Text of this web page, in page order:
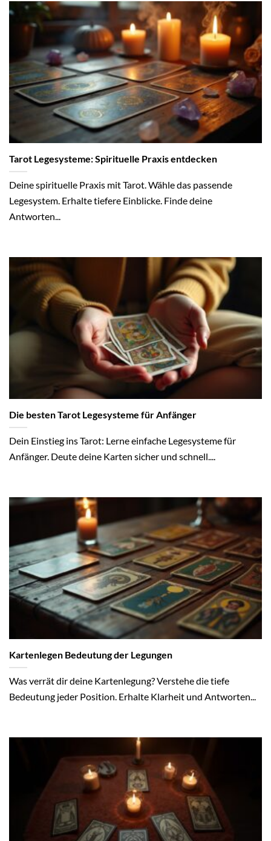
Tarot Legesysteme: Spirituelle Praxis entdecken
Deine spirituelle Praxis mit Tarot. Wähle das passende
Legesystem. Erhalte tiefere Einblicke. Finde deine
Antworten...
Die besten Tarot Legesysteme für Anfänger
Dein Einstieg ins Tarot: Lerne einfache Legesysteme für
Anfänger. Deute deine Karten sicher und schnell....
Kartenlegen Bedeutung der Legungen
Was verrät dir deine Kartenlegung? Verstehe die tiefe
Bedeutung jeder Position. Erhalte Klarheit und Antworten...